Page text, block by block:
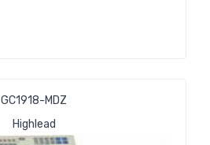
GC1918-MDZ
Highlead